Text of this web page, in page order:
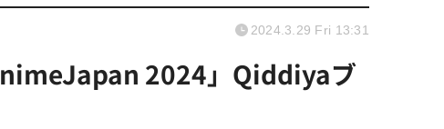
2024」Qiddiyaブ
2024.3.29 Fri 13:31